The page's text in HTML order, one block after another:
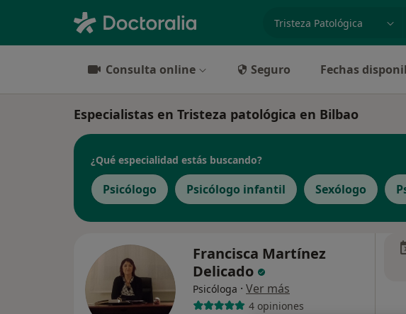
especialidad,
Consulta online Seguro Fechas
Especialistas en Tristeza patológica en Bilbao
¿Qué especialidad estás buscando?
Psicólogo Psicólogo infantil Sexólogo
Francisca Martínez
Delicado
Psicóloga · Ver más
4 opiniones